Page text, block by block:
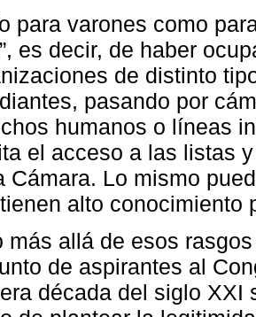
para varones como
es decir, de haber
de distinto
pasando por
humanos o líneas
el acceso a las listas
Cámara. Lo mismo
alto conocimiento
más allá de esos
de aspirantes al
década del siglo XXI